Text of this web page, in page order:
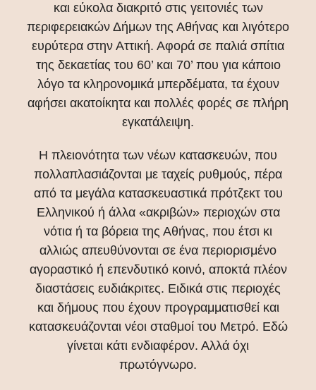
και εύκολα διακριτό στις γειτονιές των
περιφερειακών Δήμων της Αθήνας και λιγότερο
ευρύτερα στην Αττική. Αφορά σε παλιά σπίτια
της δεκαετίας του 60’ και 70’ που για κάποιο
λόγο τα κληρονομικά μπερδέματα, τα έχουν
αφήσει ακατοίκητα και πολλές φορές σε πλήρη
εγκατάλειψη.
Η πλειονότητα των νέων κατασκευών, που
πολλαπλασιάζονται με ταχείς ρυθμούς, πέρα
από τα μεγάλα κατασκευαστικά πρότζεκτ του
Ελληνικού ή άλλα «ακριβών» περιοχών στα
νότια ή τα βόρεια της Αθήνας, που έτσι κι
αλλιώς απευθύνονται σε ένα περιορισμένο
αγοραστικό ή επενδυτικό κοινό, αποκτά πλέον
διαστάσεις ευδιάκριτες. Ειδικά στις περιοχές
και δήμους που έχουν προγραμματισθεί και
κατασκευάζονται νέοι σταθμοί του Μετρό. Εδώ
γίνεται κάτι ενδιαφέρον. Αλλά όχι
πρωτόγνωρο.